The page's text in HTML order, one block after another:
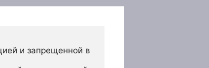
и запрещенной в